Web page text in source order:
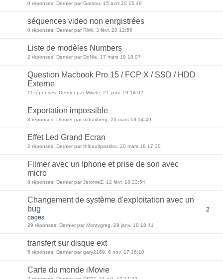
0 réponses: Dernier par Gatsou, 15 avril 20 15:49
séquences video non enrgistrées
0 réponses: Dernier par RiWi, 3 févr. 20 12:56
Liste de modèles Numbers
2 réponses: Dernier par DoNie, 17 mars 19 18:07
Question Macbook Pro 15 / FCP X / SSD / HDD
Externe
11 réponses: Dernier par Mikélé, 21 janv. 19 14:02
Exportation impossible
3 réponses: Dernier par uzboxberg, 23 mars 18 14:49
Effet Led Grand Ecran
2 réponses: Dernier par thibaultpastibo, 20 mars 18 17:30
Filmer avec un Iphone et prise de son avec
micro
8 réponses: Dernier par JeromeZ, 12 févr. 18 23:54
Changement de système d'exploitation avec un
bug
2
pages
29 réponses: Dernier par Montygreg, 29 janv. 18 18:41
transfert sur disque ext
5 réponses: Dernier par gary2169, 6 nov. 17 16:10
Carte du monde iMovie